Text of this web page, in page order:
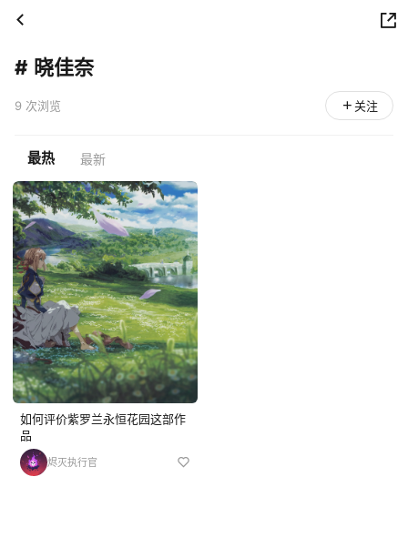
# 晓佳奈
9 次浏览 关注
最热 最新
如何评价紫罗兰永恒花园这部作
品
烬灭执行官